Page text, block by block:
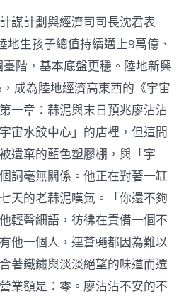
“十
五
五”
將
培
養
強
大
新
興
財
產〉
中
謀計劃與經濟司司長沈君表
地生孩子總值持續邁上9萬億、
階，基本底盤更穩。陸地新興
成為陸地經濟高東西的《宇宙
一章：蒜泥與末日預兆廖沾沾
宙水餃中心」的店裡，但這間
遺棄的藍色塑膠棚，與「宇
詞毫無關係。他正在對著一缸
天的老蒜泥嘆氣。「你還不夠
輕聲細語，彷彿在責備一個不
他一個人，連蒼蠅都因為難以
著鐵鏽與淡淡絕望的味道而選
業額是：零。廖沾沾不安的不